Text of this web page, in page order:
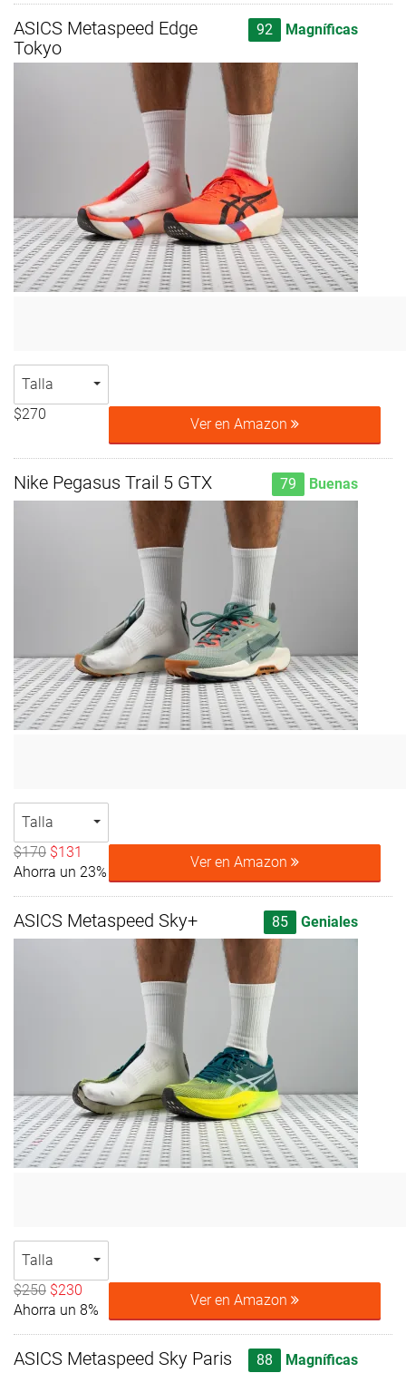
ASICS Metaspeed Edge
Tokyo
92 Magníficas
Talla
$270
Ver en Amazon
Nike Pegasus Trail 5 GTX 79 Buenas
Talla
$170 $131
Ahorra un 23%
Ver en Amazon
ASICS Metaspeed Sky+ 85 Geniales
Talla
$250 $230
Ahorra un 8%
Ver en Amazon
ASICS Metaspeed Sky Paris 88 Magníficas